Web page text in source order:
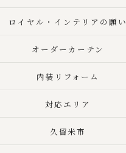
ロイヤル・インテリアの願い
オーダーカーテン
内装リフォーム
対応エリア
久留米市